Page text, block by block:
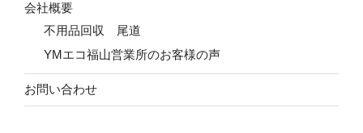
会社概要
不用品回収 尾道
YMエコ福山営業所のお客様の声
お問い合わせ